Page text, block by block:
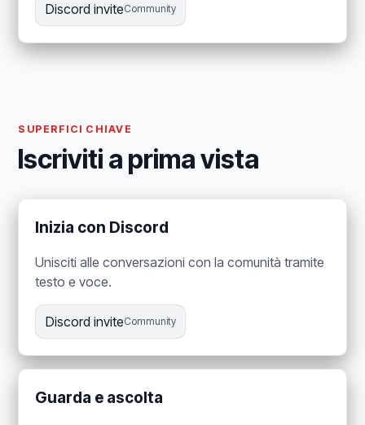
Discord inviteCommunity
SUPERFICI CHIAVE
Iscriviti a prima vista
Inizia con Discord
Unisciti alle conversazioni con la comunità tramite
testo e voce.
Discord inviteCommunity
Guarda e ascolta